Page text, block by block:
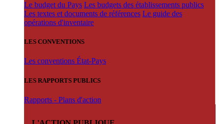
Le budget du Pays Les budgets des établissements publics
Les textes et documents de références Le guide des
opérations d'inventaire
LES CONVENTIONS
Les conventions État-Pays
LES RAPPORTS PUBLICS
Rapports - Plans d'action